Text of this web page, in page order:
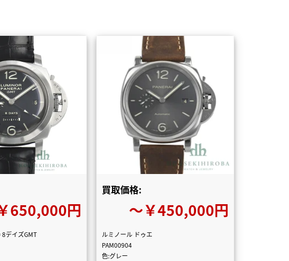
650,000円
デイズGMT
買取価格:
〜￥450,000円
ルミノール ドゥエ
PAM00904
色:グレー